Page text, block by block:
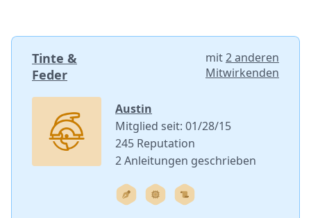
Tinte &
Feder
mit2 anderen
Mitwirkenden
Austin
Mitglied seit: 01/28/15
245 Reputation
2 Anleitungen geschrieben